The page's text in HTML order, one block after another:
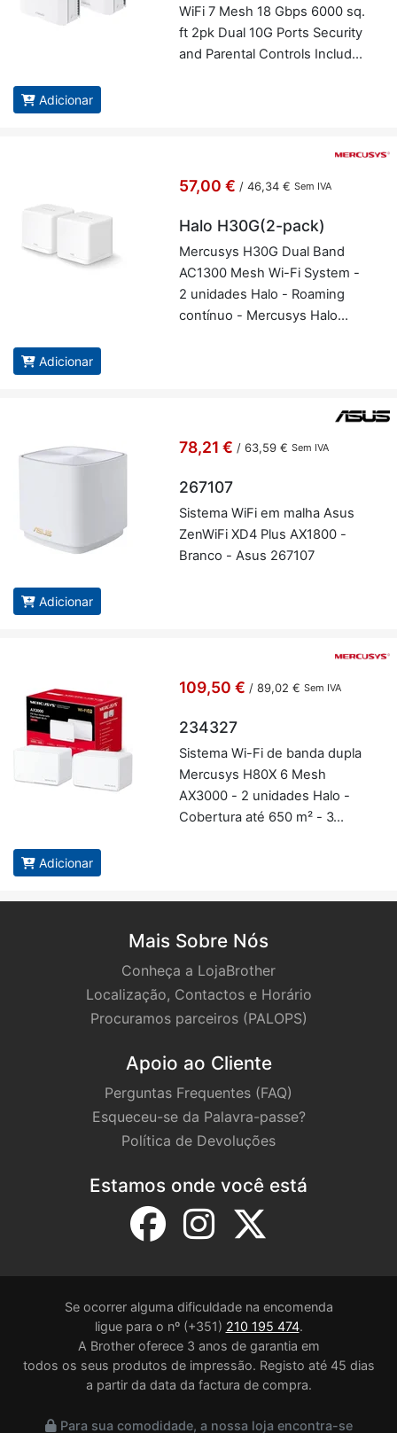
WiFi 7 Mesh 18 Gbps 6000 sq.​
ft 2pk Dual 10G Ports Se­cu­rity
and Pa­rental Con­trols In­cluded
Adicionar
57,00 € / 46,34 € Sem IVA
Halo H30G(2-pack)
Mer­cusys H30G Dual Band
AC1300 Mesh Wi-Fi System -
2 uni­dades Halo - Ro­a­ming
con­tínuo - Mer­cusys Halo
Adicionar
78,21 € / 63,59 € Sem IVA
267107
Sis­tema WiFi em malha Asus
ZenWiFi XD4 Plus AX1800 -
Branco - Asus 267107
Adicionar
109,50 € / 89,02 € Sem IVA
234327
Sis­tema Wi-Fi de banda dupla
Mer­cusys H80X 6 Mesh
AX3000 - 2 uni­dades Halo -
Co­ber­tura até 650 m² - 3
Adicionar
Mais Sobre Nós
Conheça a LojaBrother
Localização, Contactos e Horário
Procuramos parceiros (PALOPS)
Apoio ao Cliente
Perguntas Frequentes (FAQ)
Esqueceu-se da Palavra-passe?
Política de Devoluções
Estamos onde você está
Se ocorrer alguma dificuldade na encomenda
ligue para o nº (+351) 210 195 474.
A Brother oferece 3 anos de garantia em
todos os seus produtos de impressão. Registo até 45 dias
a partir da data da factura de compra.
Para sua comodidade, a nossa loja encontra-se